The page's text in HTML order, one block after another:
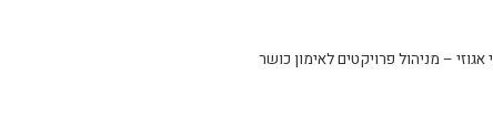
אגוזי – מניהול פרויקטים לאימון כושר